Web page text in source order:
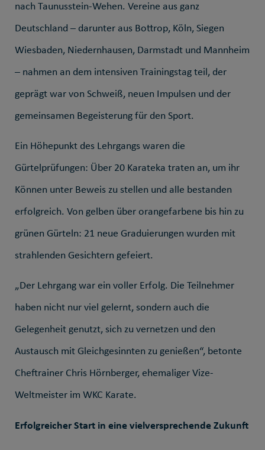
nach Taunusstein-Wehen. Vereine aus ganz
Deutschland – darunter aus Bottrop, Köln, Siegen
Wiesbaden, Niedernhausen, Darmstadt und Mannheim
– nahmen an dem intensiven Trainingstag teil, der
geprägt war von Schweiß, neuen Impulsen und der
gemeinsamen Begeisterung für den Sport.
Ein Höhepunkt des Lehrgangs waren die
Gürtelprüfungen: Über 20 Karateka traten an, um ihr
Können unter Beweis zu stellen und alle bestanden
erfolgreich. Von gelben über orangefarbene bis hin zu
grünen Gürteln: 21 neue Graduierungen wurden mit
strahlenden Gesichtern gefeiert.
„Der Lehrgang war ein voller Erfolg. Die Teilnehmer
haben nicht nur viel gelernt, sondern auch die
Gelegenheit genutzt, sich zu vernetzen und den
Austausch mit Gleichgesinnten zu genießen“, betonte
Cheftrainer Chris Hörnberger, ehemaliger Vize-
Weltmeister im WKC Karate.
Erfolgreicher Start in eine vielversprechende Zukunft